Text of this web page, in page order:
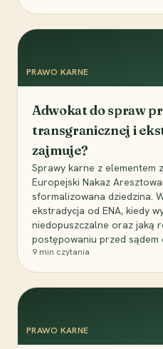
PRAWO KARNE
Adwokat do spraw
transgranicznej i
zajmuje?
Sprawy karne z elementem
Europejski Nakaz
sformalizowana dziedzina.
ekstradycja od ENA, kiedy
niedopuszczalne oraz jaką
postępowaniu przed sądem
9 min czytania
PRAWO KARNE